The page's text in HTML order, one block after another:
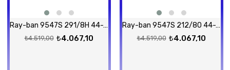
Ray-ban 9547S 291/8H 44-19 Güneş Gözlüğü
₺4.067,10
₺4.519,00
Ray-ban 9547S 212/80 44-19 Güneş Gözlüğü
₺4.067,10
₺4.519,00